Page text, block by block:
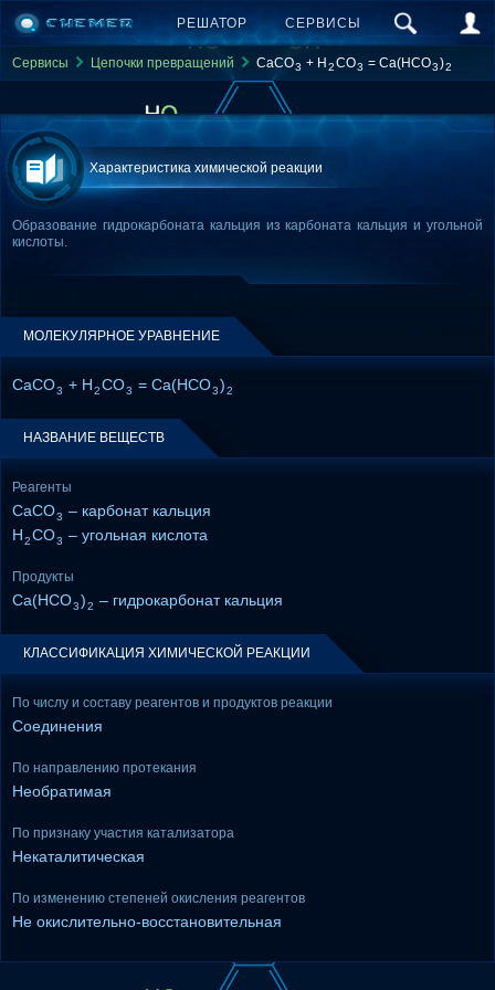
РЕШАТОР СЕРВИСЫ
Сервисы Цепочки превращений CaCO3 + H 2CO3 = Ca(HCO3)2
Характеристика химической реакции
Образование гидрокарбоната кальция из карбоната кальция и угольной
кислоты.
МОЛЕКУЛЯРНОЕ УРАВНЕНИЕ
CaCO3 + H2CO3 = Ca(HCO3)2
НАЗВАНИЕ ВЕЩЕСТВ
Реагенты
CaCO3 – карбонат кальция
H2CO3 – угольная кислота
Продукты
Ca(HCO3)2 – гидрокарбонат кальция
КЛАССИФИКАЦИЯ ХИМИЧЕСКОЙ РЕАКЦИИ
По числу и составу реагентов и продуктов реакции
Соединения
По направлению протекания
Необратимая
По признаку участия катализатора
Некаталитическая
По изменению степеней окисления реагентов
Не окислительно-восстановительная